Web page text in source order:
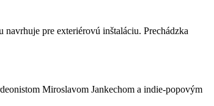
pre exteriérovú inštaláciu. Prechádzka
Miroslavom Jankechom a indie-popovým